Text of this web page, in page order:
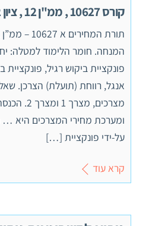
קורס 10627 , ממ"ן 12 , ציון 92
פונקציית ביקוש רגיל, פונקציית
ומערכת מחירי המצרכים היא …
על-ידי פונקציית […]
קרא עוד